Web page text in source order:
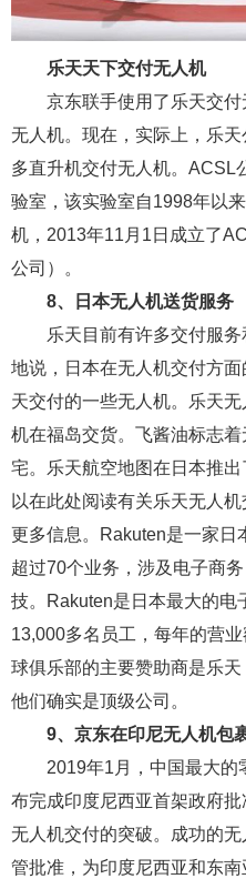
乐天天下交付无人机
京东联手使用了乐天交
无人机。现在，实际上，乐
多直升机交付无人机。ACSL
验室，该实验室自1998年以
机，2013年11月1日成立了
公司）。
8、日本无人机送货服务
乐天目前有许多交付服
地说，日本在无人机交付方
天交付的一些无人机。乐天
机在福岛交货。飞酱油标志
宅。乐天航空地图在日本推
以在此处阅读有关乐天无人
更多信息。Rakuten是一家日
超过70个业务，涉及电子商
技。Rakuten是日本最大的电
13,000多名员工，每年的营
球俱乐部的主要赞助商是乐天
他们确实是顶级公司。
9、京东在印尼无人机包
2019年1月，中国最大的
布完成印度尼西亚首架政府
无人机交付的突破。成功的
管批准，为印度尼西亚和东